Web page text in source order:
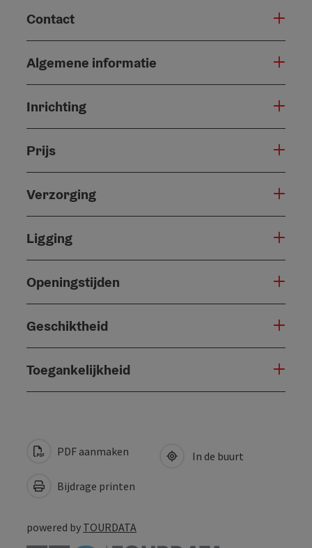
Contact
Algemene informatie
Inrichting
Prijs
Verzorging
Ligging
Openingstijden
Geschiktheid
Toegankelijkheid
PDF aanmaken
Bijdrage printen
In de buurt
powered by TOURDATA